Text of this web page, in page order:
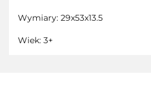
Wymiary: 29x53x13.5
Wiek: 3+